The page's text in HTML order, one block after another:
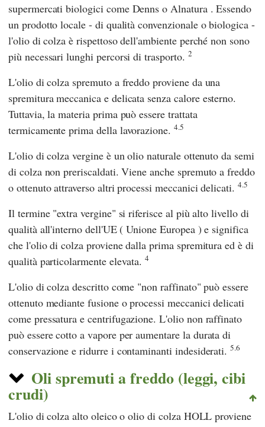
supermercati biologici come Denns o Alnatura. Essendo
un prodotto locale - di qualità convenzionale o biologica -
l'olio di colza è rispettoso dell'ambiente perché non sono
più necessari lunghi percorsi di trasporto. 2
L'olio di colza spremuto a freddo proviene da una
spremitura meccanica e delicata senza calore esterno.
Tuttavia, la materia prima può essere trattata
termicamente prima della lavorazione. 4.5
L'olio di colza vergine è un olio naturale ottenuto da semi
di colza non preriscaldati. Viene anche spremuto a freddo
o ottenuto attraverso altri processi meccanici delicati. 4.5
Il termine "extra vergine" si riferisce al più alto livello di
qualità all'interno dell'UE(Unione Europea) e significa
che l'olio di colza proviene dalla prima spremitura ed è di
qualità particolarmente elevata.4
L'olio di colza descritto come "non raffinato" può essere
ottenuto mediante fusione o processi meccanici delicati
come pressatura e centrifugazione. L'olio non raffinato
può essere cotto a vapore per aumentare la durata di
conservazione e ridurre i contaminanti indesiderati.5.6
Oli spremuti a freddo (leggi, cibi
crudi)
L'olio di colza alto oleico o olio di colza HOLL proviene